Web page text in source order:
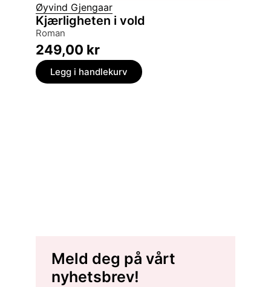
Øyvind Gjengaar
Kjærligheten i vold
roman
249,00 kr
Legg i handlekurv
Meld deg på vårt
nyhetsbrev!